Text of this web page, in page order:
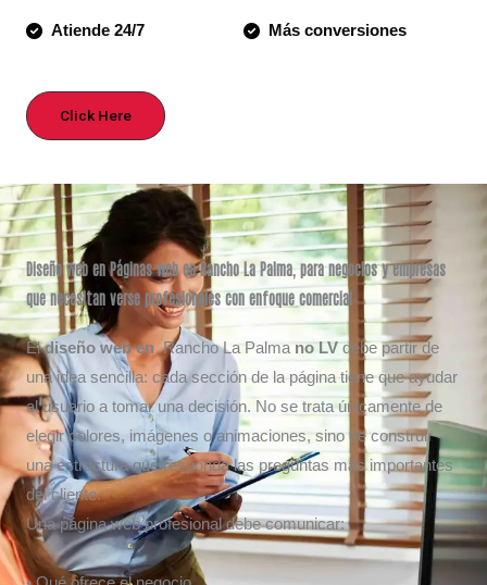
Atiende 24/7 Más conversiones
Click Here
Diseño web en Páginas web en Rancho La Palma, para negocios y empresas
que necesitan verse profesionales con enfoque comercial
Eldiseño web enRancho La Palma no LV debe partir de
una idea sencilla: cada sección de la página tiene que ayudar
al usuario a tomar una decisión. No se trata únicamente de
elegir colores, imágenes o animaciones, sino de construir
una estructura que responda las preguntas más importantes
del cliente.
Una página web profesional debe comunicar: